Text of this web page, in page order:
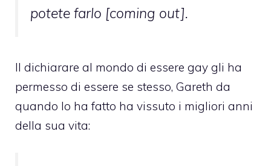
potete farlo [coming out].
Il dichiarare al mondo di essere gay gli ha
permesso di essere se stesso, Gareth da
quando lo ha fatto ha vissuto i migliori anni
della sua vita: